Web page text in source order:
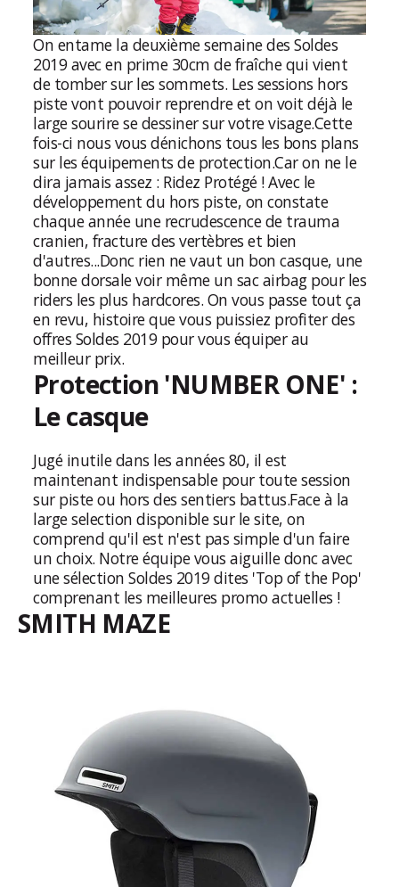
On entame la deuxième semaine des Soldes
2019 avec en prime 30cm de fraîche qui vient
de tomber sur les sommets. Les sessions hors
piste vont pouvoir reprendre et on voit déjà le
large sourire se dessiner sur votre visage.Cette
fois-ci nous vous dénichons tous les bons plans
sur les équipements de protection.Car on ne le
dira jamais assez : Ridez Protégé ! Avec le
développement du hors piste, on constate
chaque année une recrudescence de trauma
cranien, fracture des vertèbres et bien
d'autres...Donc rien ne vaut un bon casque, une
bonne dorsale voir même un sac airbag pour les
riders les plus hardcores. On vous passe tout ça
en revu, histoire que vous puissiez profiter des
offres Soldes 2019 pour vous équiper au
meilleur prix.
Protection 'NUMBER ONE' :
Le casque
Jugé inutile dans les années 80, il est
maintenant indispensable pour toute session
sur piste ou hors des sentiers battus.Face à la
large selection disponible sur le site, on
comprend qu'il est n'est pas simple d'un faire
un choix. Notre équipe vous aiguille donc avec
une sélection Soldes 2019 dites 'Top of the Pop'
comprenant les meilleures promo actuelles !
SMITH MAZE